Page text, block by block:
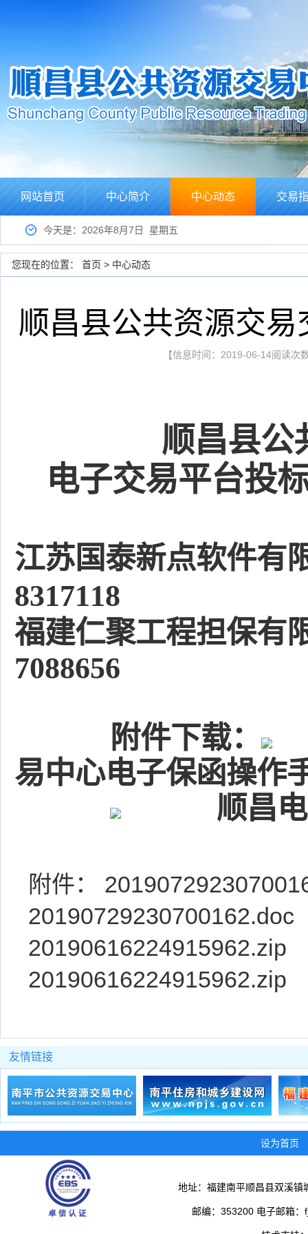
网站首页 中心简介 中心动态 交易
今天是：2026年8月7日 星期五
您现在的位置： 首页 > 中心动态
顺昌县公共资源交
【信息时间：2019-06-14阅读次
顺昌县公
电子交易平台投
江苏国泰新点软件有
8317118
福建仁聚工程担保有
7088656
附件下载：
易中心电子保函操作
顺昌
附件：
20190729230700162.doc
20190616224915962.zip
20190616224915962.zip
友情链接
设为首页
地址：福建南平顺昌县双溪
邮编：353200 电子邮箱